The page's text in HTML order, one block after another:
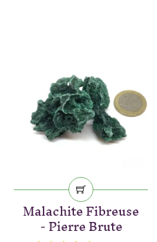
Malachite Fibreuse
- Pierre Brute